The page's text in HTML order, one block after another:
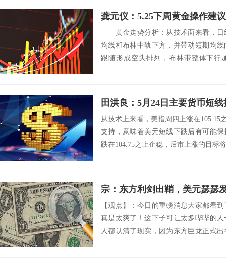
黄金走势分析：从技术面来看，日
均线和布林中轨下方，并带动短期均
跟随形成空头排列，布林带整体下行
田洪良：5月24日主要货币
从技术上来看，美指周四上涨在105.15
支持，意味着美元短线下跌后有可能
跌在104.75之上企稳，后市上涨的目标
宗：东方利剑出鞘，美元瑟瑟
【观点】：今日的重磅消息大家都看
真是太爽了！这下子可让太多哔哔的
人都认清了现实，因为东方巨龙正式